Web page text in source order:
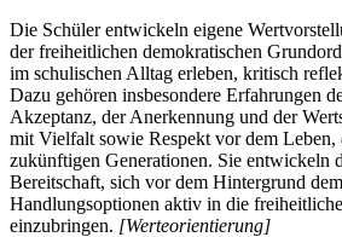
Die Schüler entwickeln eigene
der freiheitlichen demokratischen
im schulischen Alltag erleben, kritisch
Dazu gehören insbesondere Erfahrungen
Akzeptanz, der Anerkennung und der
mit Vielfalt sowie Respekt vor dem Leben,
zukünftigen Generationen. Sie entwickeln
Bereitschaft, sich vor dem Hintergrund
Handlungsoptionen aktiv in die
einzubringen. [Werteorientierung]